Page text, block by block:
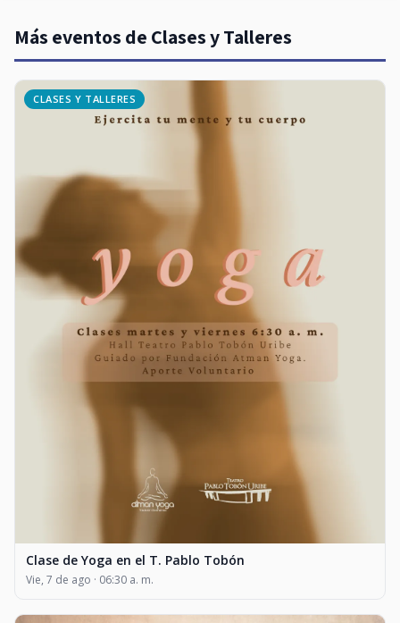
Más eventos de Clases y Talleres
CLASES Y TALLERES
Clase de Yoga en el T. Pablo Tobón
Vie, 7 de ago · 06:30 a. m.